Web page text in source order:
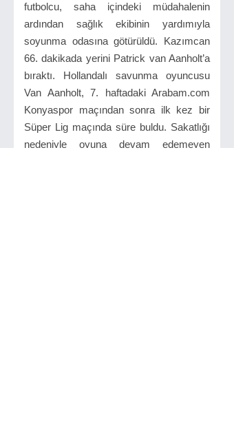
futbolcu, saha içindeki müdahalenin
ardından sağlık ekibinin yardımıyla
soyunma odasına götürüldü. Kazımcan
66. dakikada yerini Patrick van Aanholt’a
bıraktı. Hollandalı savunma oyuncusu
Van Aanholt, 7. haftadaki Arabam.com
Konyaspor maçından sonra ilk kez bir
Süper Lig maçında süre buldu. Sakatlığı
nedeniyle oyuna devam edemeyen